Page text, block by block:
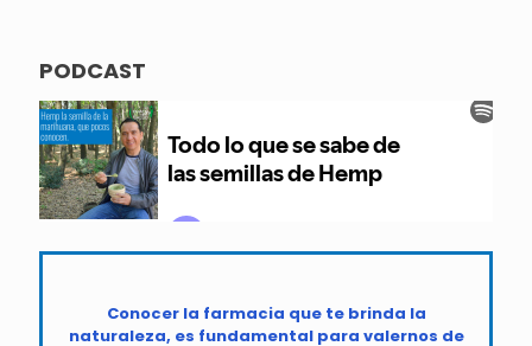
PODCAST
Conocer la farmacia que te brinda la
naturaleza, es fundamental para valernos de